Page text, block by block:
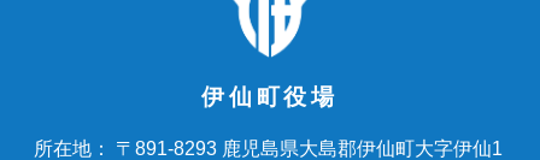
伊仙町役場
所在地： 〒891-8293 鹿児島県大島郡伊仙町大字伊仙1